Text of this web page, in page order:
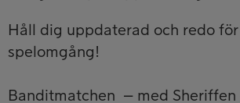
Håll dig uppdaterad och redo för
spelomgång!
Banditmatchen – med Sheriffen